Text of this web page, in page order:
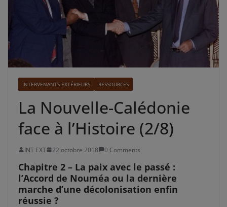
INTERVENANTS EXTÉRIEURS RESSOURCES
La Nouvelle-Calédonie
face à l’Histoire (2/8)
INT EXT 22 octobre 2018 0 Comments
Chapitre 2 – La paix avec le passé :
l’Accord de Nouméa ou la dernière
marche d’une décolonisation enfin
réussie ?